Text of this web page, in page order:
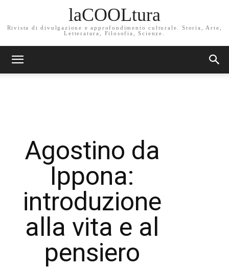
laCOOLtura
Rivista di divulgazione e approfondimento culturale. Storia, Arte,
Letteratura, Filosofia, Scienze.
Agostino da
Ippona:
introduzione
alla vita e al
pensiero